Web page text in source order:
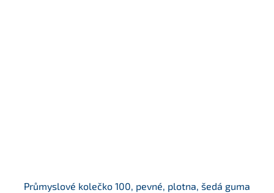
Průmyslové kolečko 100, pevné, plotna, šedá guma